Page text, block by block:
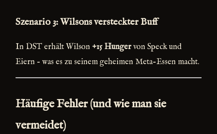
Szenario 3: Wilsons versteckter Buff
In DST erhält Wilson+15 Hungervon Speck und
Eiern – was es zu seinem geheimen Meta-Essen macht.
Häufige Fehler (und wie man sie
vermeidet)